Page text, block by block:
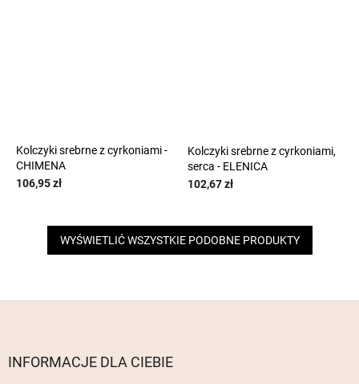
Kolczyki srebrne z cyrkoniami -
CHIMENA
106,95 zł
Kolczyki srebrne z cyrkoniami,
serca - ELENICA
102,67 zł
WYŚWIETLIĆ WSZYSTKIE PODOBNE PRODUKTY
INFORMACJE DLA CIEBIE